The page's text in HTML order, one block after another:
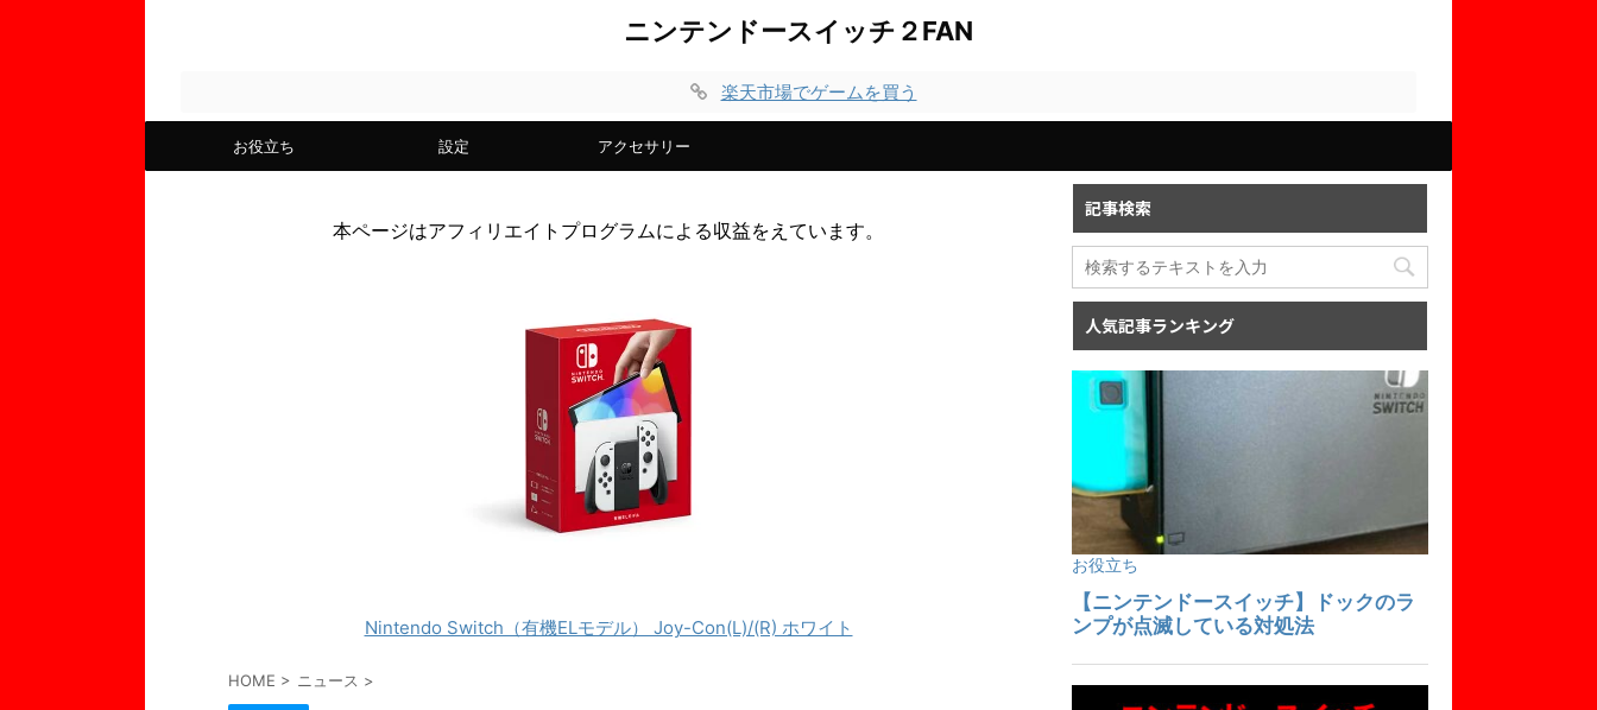
ニンテンドースイッチ２FAN
楽天市場でゲームを買う
お役立ち 設定 アクセサリー
本ページはアフィリエイトプログラムによる収益をえています。
Nintendo Switch（有機ELモデル） Joy-Con(L)/(R) ホワイト
HOME > ニュース >
記事検索
人気記事ランキング